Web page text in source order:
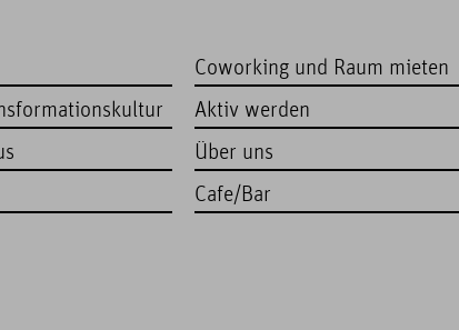
Coworking und Raum mieten
Aktiv werden
Über uns
Cafe/Bar